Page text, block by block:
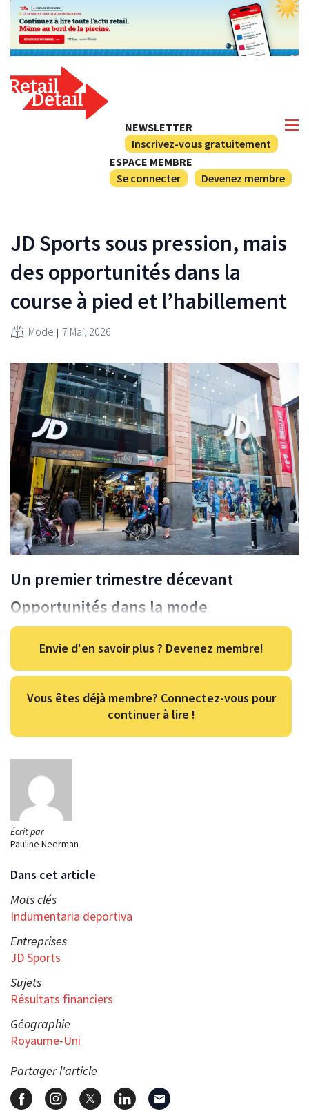
NEWSLETTER
Inscrivez-vous gratuitement
ESPACE MEMBRE
Se connecter
Devenez membre
Écrit par
Pauline Neerman
Dans cet article
Mots clés
Indumentaria deportiva
Entreprises
JD Sports
Sujets
Résultats financiers
Géographie
Royaume-Uni
Partager l'article
JD Sports sous pression, mais
des opportunités dans la
course à pied et l’habillement
Mode 7 Mai, 2026
Un premier trimestre décevant
Opportunités dans la mode
Envie d'en savoir plus ? Devenez membre!
Vous êtes déjà membre? Connectez-vous pour
continuer à lire !